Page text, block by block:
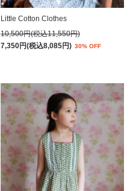
Little Cotton Clothes
10,500円(税込11,550円)
7,350円(税込8,085円) 30% OFF